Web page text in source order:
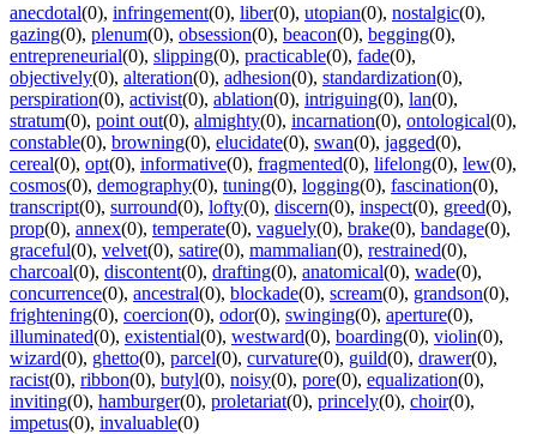
anecdotal(0), infringement(0), liber(0), utopian(0), nostalgic(0),
gazing(0), plenum(0), obsession(0), beacon(0), begging(0),
entrepreneurial(0), slipping(0), practicable(0), fade(0),
objectively(0), alteration(0), adhesion(0), standardization(0),
perspiration(0), activist(0), ablation(0), intriguing(0), lan(0),
stratum(0), point out(0), almighty(0), incarnation(0), ontological(0),
constable(0), browning(0), elucidate(0), swan(0), jagged(0),
cereal(0), opt(0), informative(0), fragmented(0), lifelong(0), lew(0),
cosmos(0), demography(0), tuning(0), logging(0), fascination(0),
transcript(0), surround(0), lofty(0), discern(0), inspect(0), greed(0),
prop(0), annex(0), temperate(0), vaguely(0), brake(0), bandage(0),
graceful(0), velvet(0), satire(0), mammalian(0), restrained(0),
charcoal(0), discontent(0), drafting(0), anatomical(0), wade(0),
concurrence(0), ancestral(0), blockade(0), scream(0), grandson(0),
frightening(0), coercion(0), odor(0), swinging(0), aperture(0),
illuminated(0), existential(0), westward(0), boarding(0), violin(0),
wizard(0), ghetto(0), parcel(0), curvature(0), guild(0), drawer(0),
racist(0), ribbon(0), butyl(0), noisy(0), pore(0), equalization(0),
inviting(0), hamburger(0), proletariat(0), princely(0), choir(0),
impetus(0), invaluable(0)